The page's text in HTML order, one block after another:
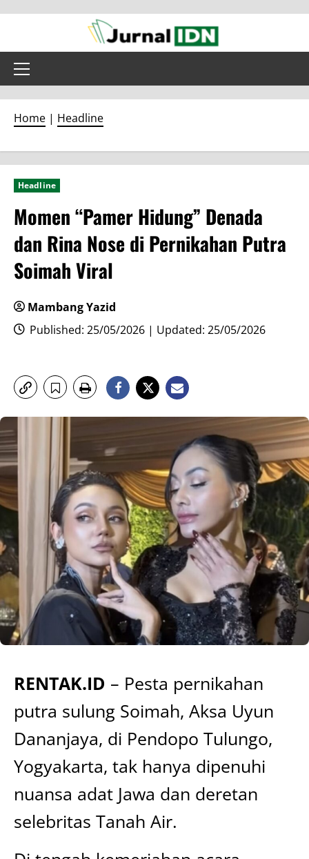
content
Primary
Home | Headline
Headline
Momen “Pamer Hidung” Denada
dan Rina Nose di Pernikahan Putra
Soimah Viral
Mambang Yazid
Published: 25/05/2026 | Updated: 25/05/2026
RENTAK.ID – Pesta pernikahan
putra sulung Soimah, Aksa Uyun
Dananjaya, di Pendopo Tulungo,
Yogyakarta, tak hanya dipenuhi
nuansa adat Jawa dan deretan
selebritas Tanah Air.